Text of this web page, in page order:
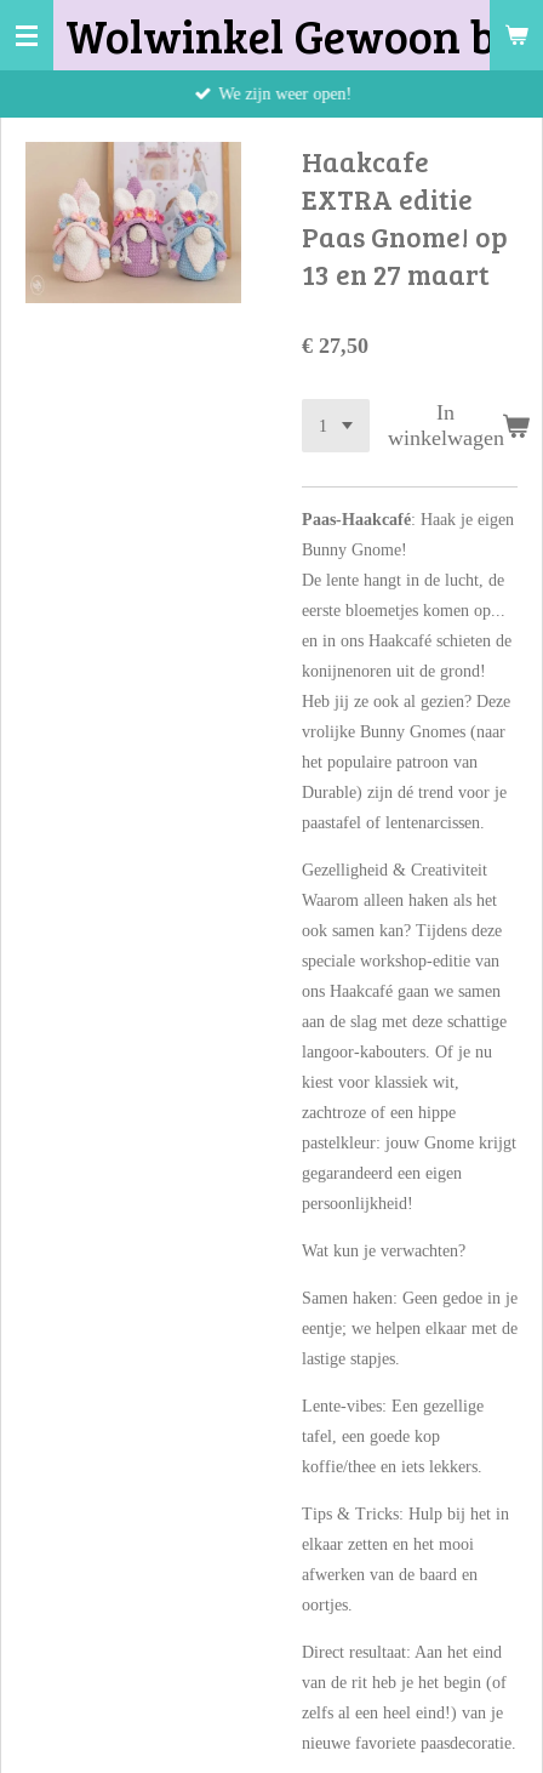
Ga
de
hoofdinhoud
Wolwinkel Gewoon bij
We zijn weer open!
Haakcafe
EXTRA editie
Paas Gnome! op
13 en 27 maart
€ 27,50
In
winkelwagen
Paas-Haakcafé: Haak je eigen
Bunny Gnome!
De lente hangt in de lucht, de
eerste bloemetjes komen op...
en in ons Haakcafé schieten de
konijnenoren uit de grond!
Heb jij ze ook al gezien? Deze
vrolijke Bunny Gnomes (naar
het populaire patroon van
Durable) zijn dé trend voor je
paastafel of lentenarcissen.
Gezelligheid & Creativiteit
Waarom alleen haken als het
ook samen kan? Tijdens deze
speciale workshop-editie van
ons Haakcafé gaan we samen
aan de slag met deze schattige
langoor-kabouters. Of je nu
kiest voor klassiek wit,
zachtroze of een hippe
pastelkleur: jouw Gnome krijgt
gegarandeerd een eigen
persoonlijkheid!
Wat kun je verwachten?
Samen haken: Geen gedoe in je
eentje; we helpen elkaar met de
lastige stapjes.
Lente-vibes: Een gezellige
tafel, een goede kop
koffie/thee en iets lekkers.
Tips & Tricks: Hulp bij het in
elkaar zetten en het mooi
afwerken van de baard en
oortjes.
Direct resultaat: Aan het eind
van de rit heb je het begin (of
zelfs al een heel eind!) van je
nieuwe favoriete paasdecoratie.